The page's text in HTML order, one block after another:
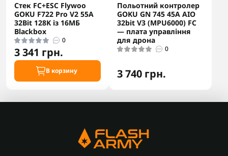
Стек FC+ESC Flywoo
GOKU F722 Pro V2 55A
32Bit 128K із 16МБ
Blackbox
0
3 341 грн.
В корзину
Польотний контролер
GOKU GN 745 45A AIO
32bit V3 (MPU6000) FC
— плата управління
для дрона
0
3 740 грн.